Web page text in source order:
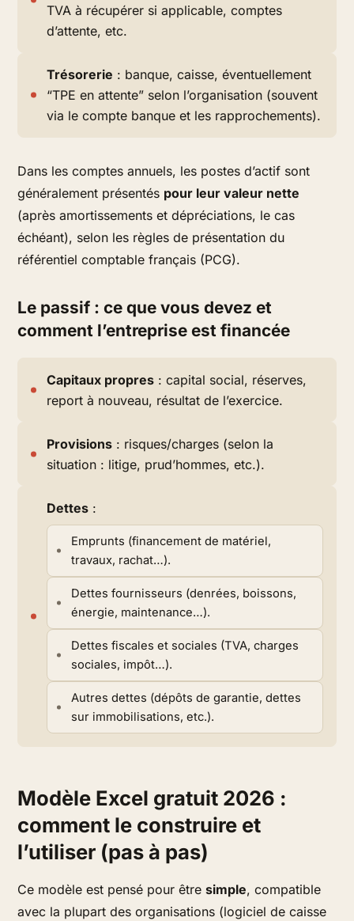
TVA à récupérer si applicable, comptes
d’attente, etc.
Trésorerie : banque, caisse, éventuellement
“TPE en attente” selon l’organisation (souvent
via le compte banque et les rapprochements).
Dans les comptes annuels, les postes d’actif sont
généralement présentés pour leur valeur nette
(après amortissements et dépréciations, le cas
échéant), selon les règles de présentation du
référentiel comptable français (PCG).
Le passif : ce que vous devez et
comment l’entreprise est financée
Capitaux propres : capital social, réserves,
report à nouveau, résultat de l’exercice.
Provisions : risques/charges (selon la
situation : litige, prud’hommes, etc.).
Dettes :
Emprunts (financement de matériel,
travaux, rachat…).
Dettes fournisseurs (denrées, boissons,
énergie, maintenance…).
Dettes fiscales et sociales (TVA, charges
sociales, impôt…).
Autres dettes (dépôts de garantie, dettes
sur immobilisations, etc.).
Modèle Excel gratuit 2026 :
comment le construire et
l’utiliser (pas à pas)
Ce modèle est pensé pour êtresimple, compatible
avec la plupart des organisations (logiciel de caisse